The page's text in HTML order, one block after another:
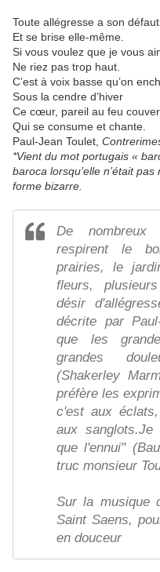
Toute allégresse a son défaut
Et se brise elle-même.
Si vous voulez que je vous
Ne riez pas trop haut.
C’est à voix basse qu’on
Sous la cendre d’hiver
Ce cœur, pareil au feu
Qui se consume et chante.
Paul-Jean Toulet,
*Vient du mot portugais «
baroca lorsqu’elle n’était
forme bizarre.
De nombreux
respirent le
prairies, le
fleurs,
désir
décrite par
que les
grandes
(Shakerley
préfère les
c'est aux
aux
que l'ennui"
truc monsieur
Sur la musique
Saint Saens,
en douceur